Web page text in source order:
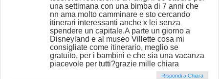
una settimana con una bimba di 7 anni che
nn ama molto camminare e sto cercando
itinerari interessanti anche x lei senza
spendere un capitale.A parte un giorno a
Disneyland e al museo Villette cosa mi
consigliate come itinerario, meglio se
gratuito, per i bambini e che sia una vacanza
piacevole per tutti?grazie mille chiara
Rispondi a Chiara